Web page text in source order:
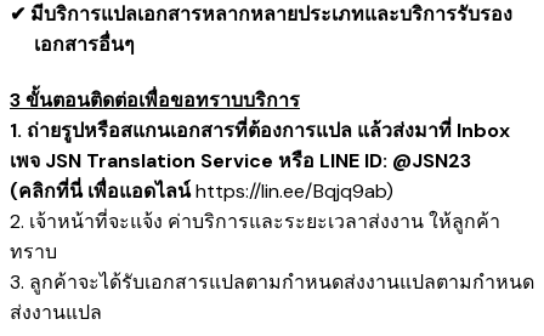
✔ มีบริการแปลเอกสารหลากหลายประเภทและบริการรับรอง
​ เอกสารอื่นๆ
3 ขั้นตอนติดต่อเพื่อขอทราบบริการ
1. ถ่ายรูปหรือสแกนเอกสารที่ต้องการแปล แล้วส่งมาที่ Inbox
เพจ JSN Translation Service หรือ LINE ID: @JSN23
(คลิกที่นี่ เพื่อแอดไลน์https://lin.ee/Bqjq9ab)
2. เจ้าหน้าที่จะแจ้ง ค่าบริการและระยะเวลาส่งงาน ให้ลูกค้า
ทราบ
3. ลูกค้าจะได้รับเอกสารแปลตามกำหนดส่งงานแปลตามกำหนด
ส่งงานแปล